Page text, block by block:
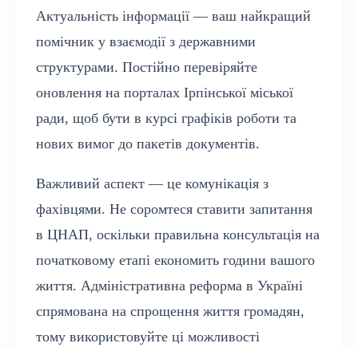
Актуальність інформації — ваш найкращий
помічник у взаємодії з державними
структурами. Постійно перевіряйте
оновлення на порталах Ірпінської міської
ради, щоб бути в курсі графіків роботи та
нових вимог до пакетів документів.
Важливий аспект — це комунікація з
фахівцями. Не соромтеся ставити запитання
в ЦНАП, оскільки правильна консультація на
початковому етапі економить години вашого
життя. Адміністративна реформа в Україні
спрямована на спрощення життя громадян,
тому використовуйте ці можливості